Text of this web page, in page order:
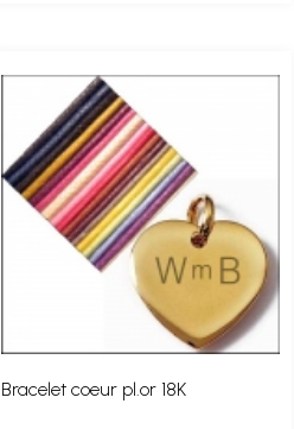
Bracelet coeur pl.or 18K